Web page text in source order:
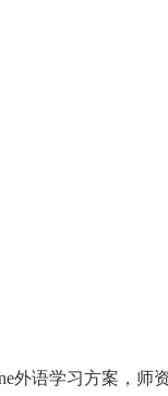
外语学习方案，师